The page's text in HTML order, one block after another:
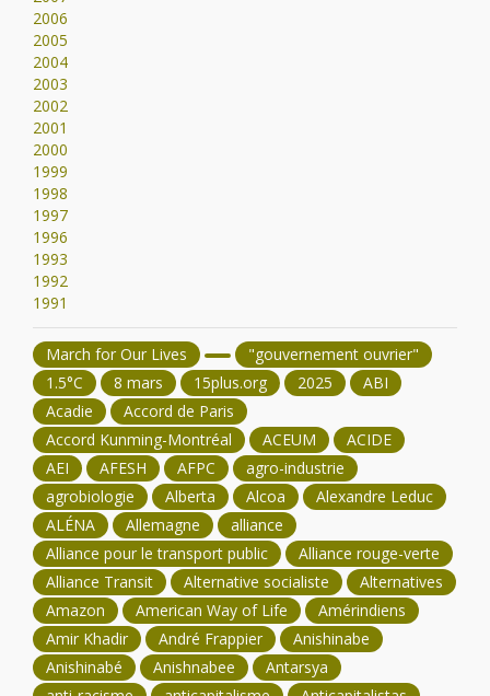
2006
2005
2004
2003
2002
2001
2000
1999
1998
1997
1996
1993
1992
1991
March for Our Lives
"gouvernement ouvrier"
1.5°C
8 mars 15plus.org 2025
ABI
Acadie
Accord de Paris
Accord Kunming-Montréal
ACEUM
ACIDE
AEI
AFESH AFPC
agro-industrie
agrobiologie
Alberta Alcoa
Alexandre Leduc
ALÉNA
Allemagne
alliance
Alliance pour le transport public
Alliance rouge-verte
Alliance Transit
Alternative socialiste
Alternatives
Amazon
American Way of Life
Amérindiens
Amir Khadir
André Frappier
Anishinabe
Anishinabé
Anishnabee
Antarsya